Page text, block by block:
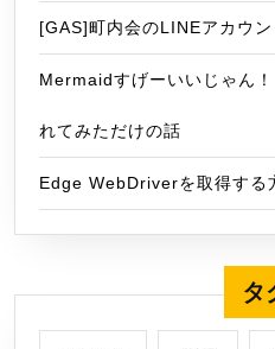
[GAS]町内会のLINEアカウン
Mermaidすげーいいじゃん
れてみただけの話
Edge WebDriverを取得する
タ